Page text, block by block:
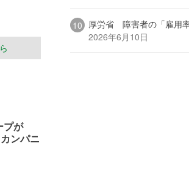
プが
ンパニ
厚労省 障害者の「雇用
2026年6月10日